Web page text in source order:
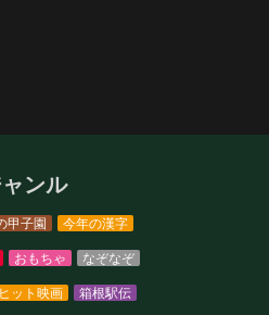
ンル
甲子園 今年の漢字
おもちゃ なぞなぞ
ヒット映画 箱根駅伝